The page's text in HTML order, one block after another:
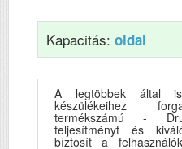
Kapacitás: oldal
A legtöbbek által
készülékeihez
termékszámú -
teljesítményt és
bíztosít a